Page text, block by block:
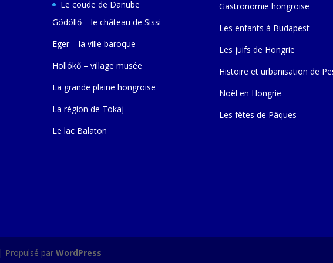
Le coude de Danube
Gödöllő – le château de Sissi
Eger – la ville baroque
Hollókő – village musée
La grande plaine hongroise
La région de Tokaj
Le lac Balaton
Gastronomie hongroise
Les enfants à Budapest
Les juifs de Hongrie
Histoire et urbanisation de
Noël en Hongrie
Les fêtes de Pâques
| Propulsé parWordPress